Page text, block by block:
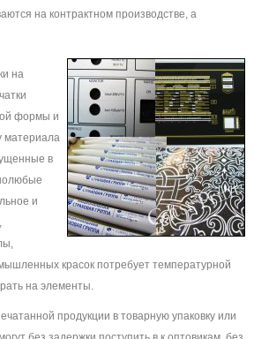
на контрактном производстве, а
на
формы и
материала
в
и
красок потребует температурной
на элементы.
продукции в товарную упаковку или